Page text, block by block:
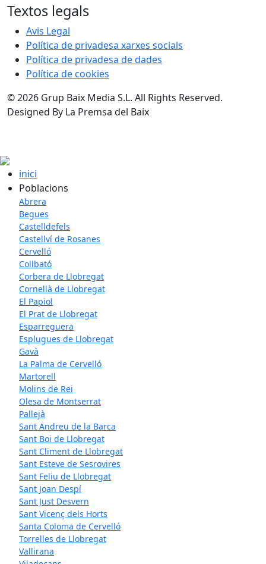
Textos legals
Avis Legal
Política de privadesa xarxes socials
Política de privadesa de dades
Política de cookies
© 2026 Grup Baix Media S.L. All Rights Reserved.
Designed By La Premsa del Baix
inici
Poblacions
Abrera
Begues
Castelldefels
Castellví de Rosanes
Cervelló
Collbató
Corbera de Llobregat
Cornellà de Llobregat
El Papiol
El Prat de Llobregat
Esparreguera
Esplugues de Llobregat
Gavà
La Palma de Cervelló
Martorell
Molins de Rei
Olesa de Montserrat
Pallejà
Sant Andreu de la Barca
Sant Boi de Llobregat
Sant Climent de Llobregat
Sant Esteve de Sesrovires
Sant Feliu de Llobregat
Sant Joan Despí
Sant Just Desvern
Sant Vicenç dels Horts
Santa Coloma de Cervelló
Torrelles de Llobregat
Vallirana